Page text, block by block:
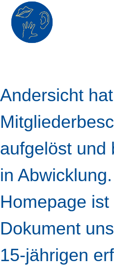
content
Andersicht
aufgelöst und
in
Homepage ist
Dokument
15-jährigen